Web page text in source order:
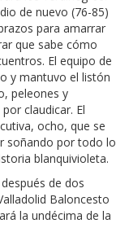
de nuevo (76-85)
para amarrar
que sabe cómo
El equipo de
y mantuvo el listón
peleones y
claudicar. El
ocho, que se
soñando por todo lo
blanquivioleta.
de dos
Baloncesto
la undécima de la